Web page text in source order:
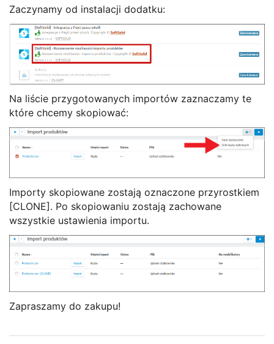
Zaczynamy od instalacji dodatku:
Na liście przygotowanych importów zaznaczamy te
które chcemy skopiować:
Importy skopiowane zostają oznaczone przyrostkiem
[CLONE]. Po skopiowaniu zostają zachowane
wszystkie ustawienia importu.
Zapraszamy do zakupu!